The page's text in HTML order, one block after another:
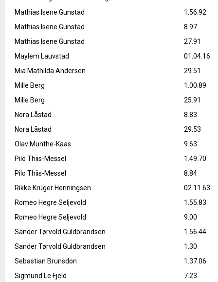
Mathias Isene Gunstad
1.56.92
Mathias Isene Gunstad
8.97
Mathias Isene Gunstad
27.91
Maylem Lauvstad
01.04.16
Mia Mathilda Andersen
29.51
Mille Berg
1.00.89
Mille Berg
25.91
Nora Låstad
8.83
Nora Låstad
29.53
Olav Munthe-Kaas
9.63
Pilo Thiis-Messel
1.49.70
Pilo Thiis-Messel
8.84
Rikke Krüger Henningsen
02.11.63
Romeo Hegre Seljevold
1.55.83
Romeo Hegre Seljevold
9.00
Sander Tørvold Guldbrandsen
1.56.44
Sander Tørvold Guldbrandsen
1.30
Sebastian Brunsdon
1.37.06
Sigmund Le Fjeld
7.23